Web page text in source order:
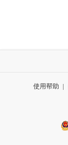
使用帮助 |